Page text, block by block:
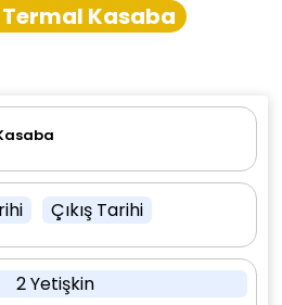
Kasaba
Çıkış Tarihi
2 Yetişkin